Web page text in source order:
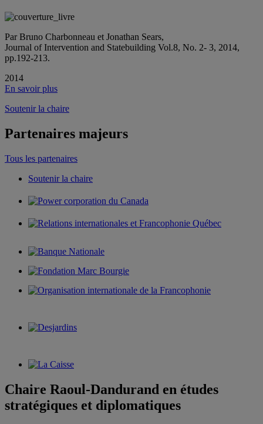
Par Bruno Charbonneau et Jonathan Sears,
Journal of Intervention and Statebuilding Vol.8, No. 2- 3, 2014,
pp.192-213.
2014
En savoir plus
Soutenir la chaire
Partenaires majeurs
Tous les partenaires
Soutenir la chaire
Chaire Raoul-Dandurand en études
stratégiques et diplomatiques